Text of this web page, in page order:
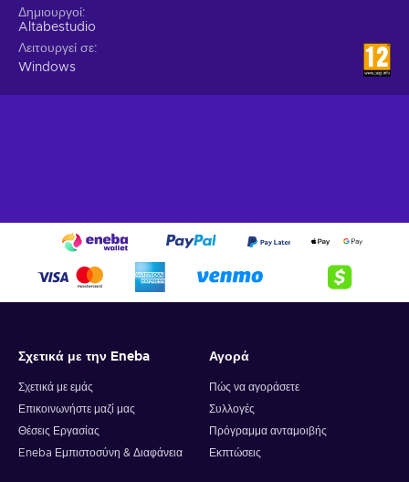
Δημιουργοί
Altabestudio
Λειτουργεί σε
Windows
Σχετικά με την Eneba
Σχετικά με εμάς
Επικοινωνήστε μαζί μας
Θέσεις Εργασίας
Eneba Εμπιστοσύνη & Διαφάνεια
Αγορά
Πώς να αγοράσετε
Συλλογές
Πρόγραμμα ανταμοιβής
Εκπτώσεις